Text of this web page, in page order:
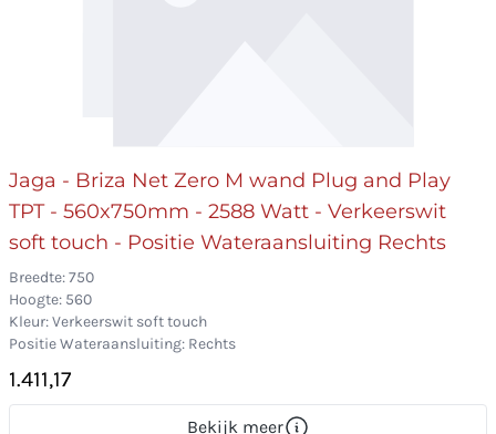
Jaga - Briza Net Zero M wand Plug and Play
TPT - 560x750mm - 2588 Watt - Verkeerswit
soft touch - Positie Wateraansluiting Rechts
Breedte: 750
Hoogte: 560
Kleur: Verkeerswit soft touch
Positie Wateraansluiting: Rechts
1.411,17
Bekijk meer